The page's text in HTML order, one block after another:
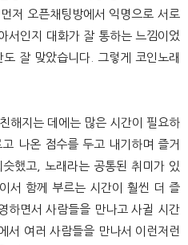
저 오픈채팅방에서 익명으로 서로
서인지 대화가 잘 통하는 느낌이었
잘 맞았습니다. 그렇게 코인노래
해지는 데에는 많은 시간이 필요하
나온 점수를 두고 내기하며 즐거
했고, 노래라는 공통된 취미가 있
서 함께 부르는 시간이 훨씬 더 즐
하면서 사람들을 만나고 사귈 시간
서 여러 사람들을 만나서 이런저런